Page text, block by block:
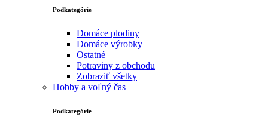
Podkategórie
Domáce plodiny
Domáce výrobky
Ostatné
Potraviny z obchodu
Zobraziť všetky
Hobby a voľný čas
Podkategórie